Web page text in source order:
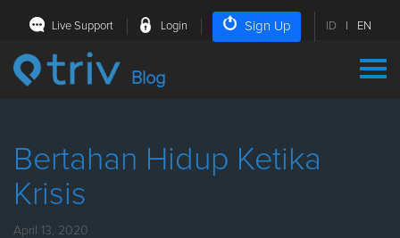
Live Support Login Sign Up ID EN
Blog
Bertahan Hidup Ketika
Krisis
April 13, 2020